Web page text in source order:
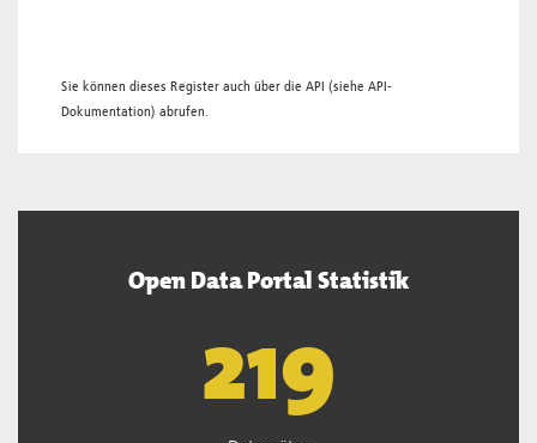
Sie können dieses Register auch über die API (siehe API-
Dokumentation) abrufen.
Open Data Portal Statistik
221